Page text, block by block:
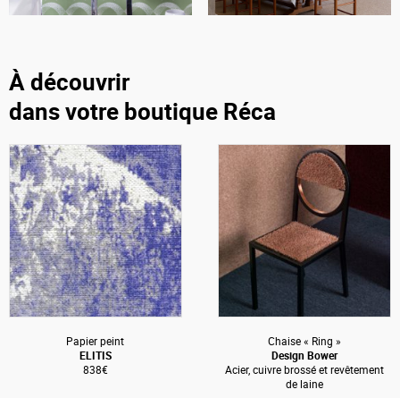
À découvrir
dans votre boutique Réca
Papier peint
ELITIS
838€
Chaise « Ring »
Design Bower
Acier, cuivre brossé et revêtement
de laine